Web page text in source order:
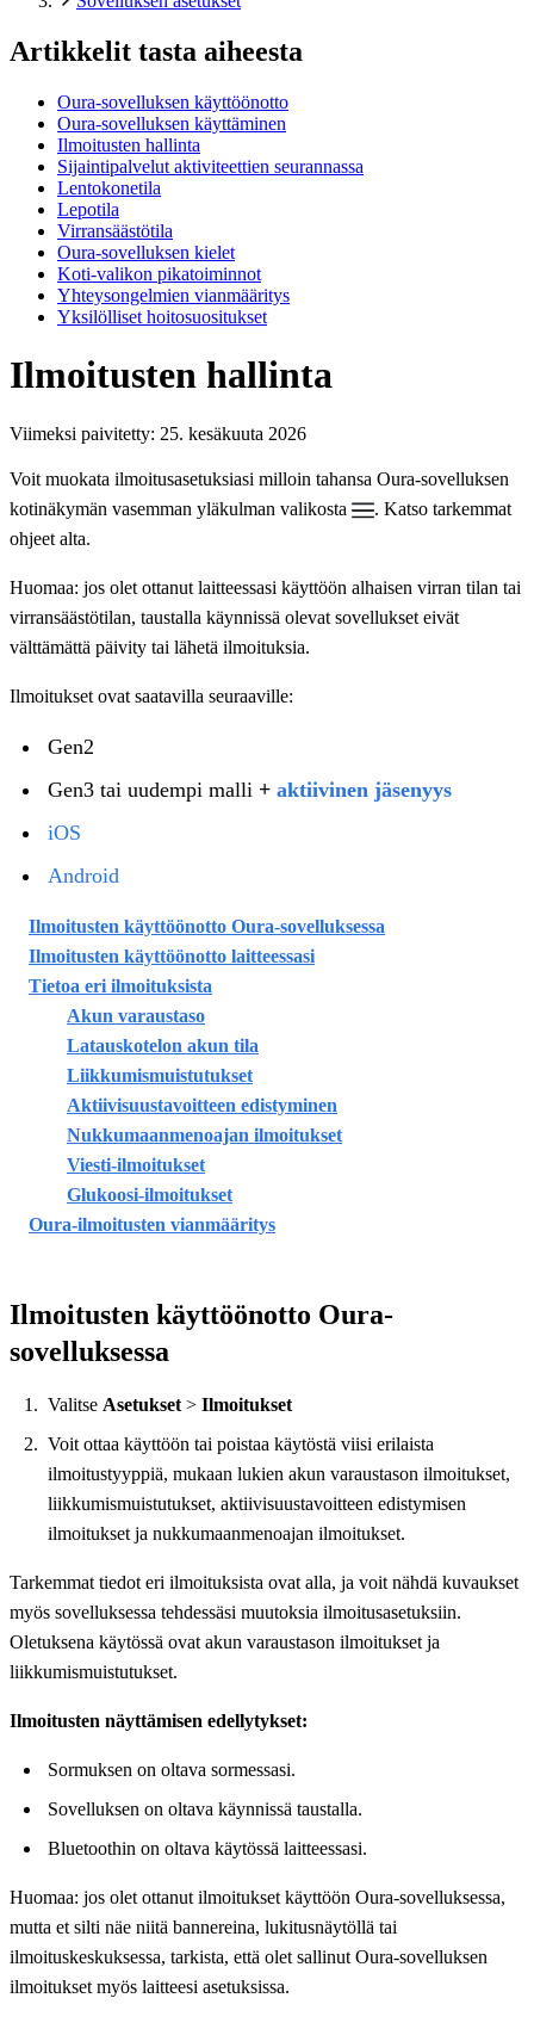
Artikkelit tasta aiheesta
Oura-sovelluksen käyttöönotto
Oura-sovelluksen käyttäminen
Ilmoitusten hallinta
Sijaintipalvelut aktiviteettien seurannassa
Lentokonetila
Lepotila
Virransäästötila
Oura-sovelluksen kielet
Koti-valikon pikatoiminnot
Yhteysongelmien vianmääritys
Yksilölliset hoitosuositukset
Ilmoitusten hallinta
Viimeksi paivitetty: 25. kesäkuuta 2026
Voit muokata ilmoitusasetuksiasi milloin tahansa Oura-sovelluksen
kotinäkymän vasemman yläkulman valikosta
. Katso tarkemmat
ohjeet alta.
Huomaa: jos olet ottanut laitteessasi käyttöön alhaisen virran tilan tai
virransäästötilan, taustalla käynnissä olevat sovellukset eivät
välttämättä päivity tai lähetä ilmoituksia.
Ilmoitukset ovat saatavilla seuraaville:
Gen2
Gen3 tai uudempi malli + aktiivinen jäsenyys
iOS
Android
Ilmoitusten käyttöönotto Oura-sovelluksessa
Ilmoitusten käyttöönotto laitteessasi
Tietoa eri ilmoituksista
Akun varaustaso
Latauskotelon akun tila
Liikkumismuistutukset
Aktiivisuustavoitteen edistyminen
Nukkumaanmenoajan ilmoitukset
Viesti-ilmoitukset
Glukoosi-ilmoitukset
Oura-ilmoitusten vianmääritys
Ilmoitusten käyttöönotto Oura-
sovelluksessa
Valitse Asetukset > Ilmoitukset
Voit ottaa käyttöön tai poistaa käytöstä viisi erilaista
ilmoitustyyppiä, mukaan lukien akun varaustason ilmoitukset,
liikkumismuistutukset, aktiivisuustavoitteen edistymisen
ilmoitukset ja nukkumaanmenoajan ilmoitukset.
Tarkemmat tiedot eri ilmoituksista ovat alla, ja voit nähdä kuvaukset
myös sovelluksessa tehdessäsi muutoksia ilmoitusasetuksiin.
Oletuksena käytössä ovat akun varaustason ilmoitukset ja
liikkumismuistutukset.
Ilmoitusten näyttämisen edellytykset:
Sormuksen on oltava sormessasi.
Sovelluksen on oltava käynnissä taustalla.
Bluetoothin on oltava käytössä laitteessasi.
Huomaa: jos olet ottanut ilmoitukset käyttöön Oura-sovelluksessa,
mutta et silti näe niitä bannereina, lukitusnäytöllä tai
ilmoituskeskuksessa, tarkista, että olet sallinut Oura-sovelluksen
ilmoitukset myös laitteesi asetuksissa.